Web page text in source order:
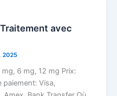
avec
2025
6 mg, 12 mg Prix:
paiement: Visa,